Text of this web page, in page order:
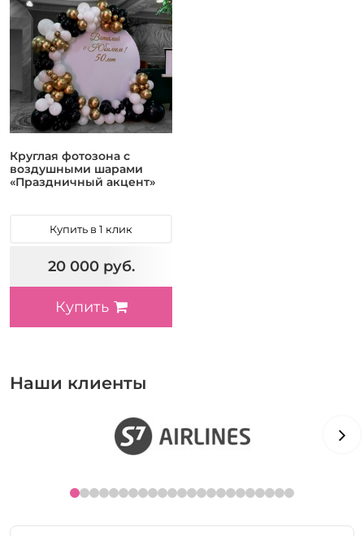
Круглая фотозона с
воздушными шарами
«Праздничный акцент»
Купить в 1 клик
20 000 руб.
Купить
Наши клиенты